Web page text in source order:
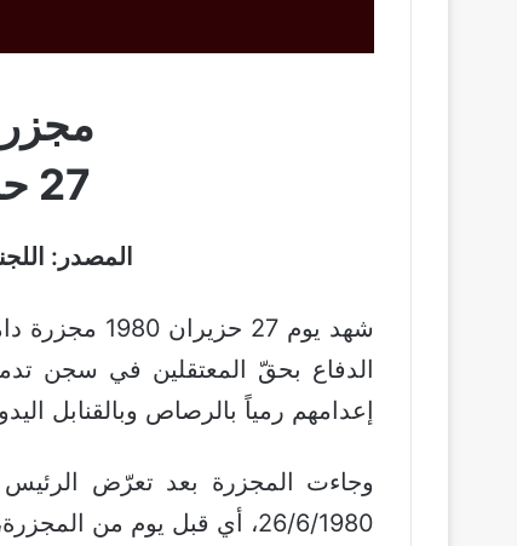
27 حزيران 1980
المصدر:
شهد يوم 27
إعدامهم رمياً بالرصاص وبالقنابل
وجاءت المجزرة بعد تعرّض الرئيس
26/6/1980، أي قبل يوم من المجزرة، من قبل أحد عناصر حرسه الجمهوري.